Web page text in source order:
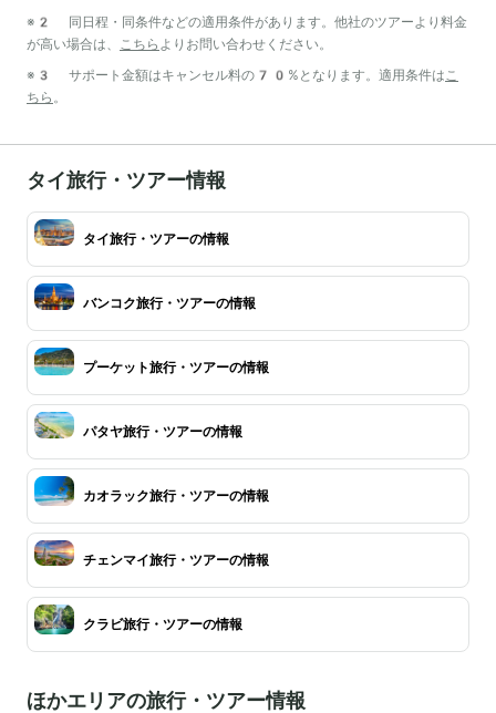
※2 同日程・同条件などの適用条件があります。他社のツアーより料金
が高い場合は、
こちら よりお問い合わせください。
※3 サポート金額はキャンセル料の70%となります。適用条件は こ
ちら 。
タイ旅行・ツアー情報
タイ旅行・ツアーの情報
バンコク旅行・ツアーの情報
プーケット旅行・ツアーの情報
パタヤ旅行・ツアーの情報
カオラック旅行・ツアーの情報
チェンマイ旅行・ツアーの情報
クラビ旅行・ツアーの情報
ほかエリアの旅行・ツアー情報